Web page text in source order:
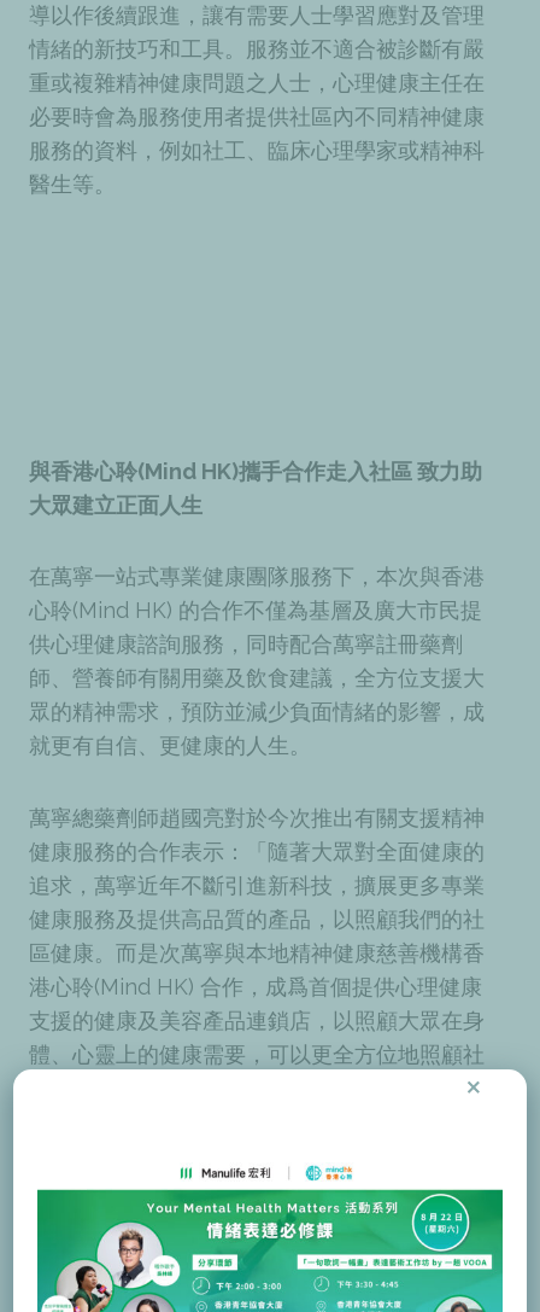
導以作後續跟進，讓有需要人士學習應對及管理
情緒的新技巧和工具。服務並不適合被診斷有嚴
重或複雜精神健康問題之人士，心理健康主任在
必要時會為服務使用者提供社區內不同精神健康
服務的資料，例如社工、臨床心理學家或精神科
醫生等。
與香港心聆(Mind HK)攜手合作走入社區 致力助
大眾建立正面人生
在萬寧一站式專業健康團隊服務下，本次與香港
心聆(Mind HK) 的合作不僅為基層及廣大市民提
供心理健康諮詢服務，同時配合萬寧註冊藥劑
師、營養師有關用藥及飲食建議，全方位支援大
眾的精神需求，預防並減少負面情緒的影響，成
就更有自信、更健康的人生。
萬寧總藥劑師趙國亮對於今次推出有關支援精神
健康服務的合作表示：「隨著大眾對全面健康的
追求，萬寧近年不斷引進新科技，擴展更多專業
健康服務及提供高品質的產品，以照顧我們的社
區健康。而是次萬寧與本地精神健康慈善機構香
港心聆(Mind HK) 合作，成爲首個提供心理健康
支援的健康及美容產品連鎖店，以照顧大眾在身
體、心靈上的健康需要，可以更全方位地照顧社
香港心聆(Mind HK) 行政總裁凌悅雯博士 (Dr
Candice Powell) 亦表示：「香港心聆(Mind
HK) 很高興能與萬寧合作，藉著全港最大的健康
及美容產品連鎖店網絡，走入社區，接觸更多有
需要的大眾，同時提升大眾對精神健康的認識及
×